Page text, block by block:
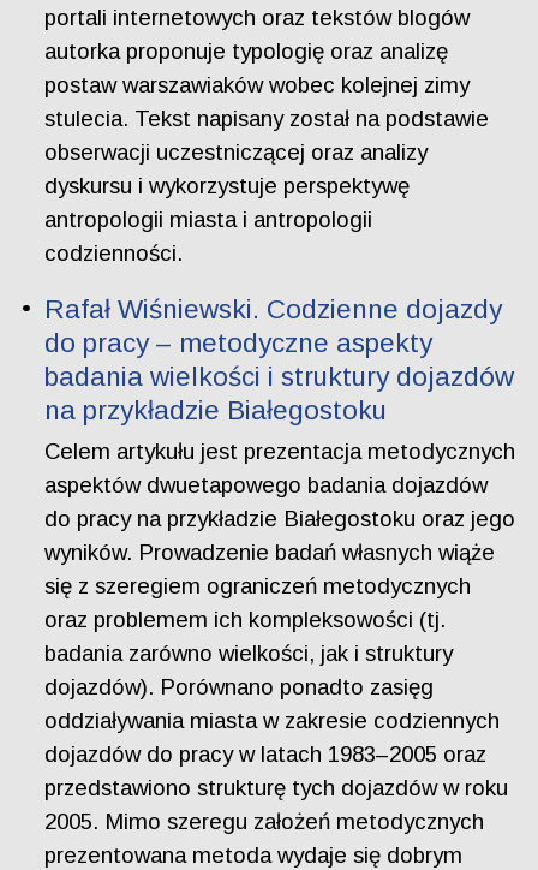
portali internetowych oraz tekstów blogów
autorka proponuje typologię oraz analizę
postaw warszawiaków wobec kolejnej zimy
stulecia. Tekst napisany został na podstawie
obserwacji uczestniczącej oraz analizy
dyskursu i wykorzystuje perspektywę
antropologii miasta i antropologii
codzienności.
Rafał Wiśniewski. Codzienne dojazdy
do pracy – metodyczne aspekty
badania wielkości i struktury dojazdów
na przykładzie Białegostoku
Celem artykułu jest prezentacja metodycznych
aspektów dwuetapowego badania dojazdów
do pracy na przykładzie Białegostoku oraz jego
wyników. Prowadzenie badań własnych wiąże
się z szeregiem ograniczeń metodycznych
oraz problemem ich kompleksowości (tj.
badania zarówno wielkości, jak i struktury
dojazdów). Porównano ponadto zasięg
oddziaływania miasta w zakresie codziennych
dojazdów do pracy w latach 1983–2005 oraz
przedstawiono strukturę tych dojazdów w roku
2005. Mimo szeregu założeń metodycznych
prezentowana metoda wydaje się dobrym